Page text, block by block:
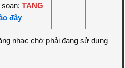
soạn:TANG
đây
nhạc chờ phải đang sử dụng